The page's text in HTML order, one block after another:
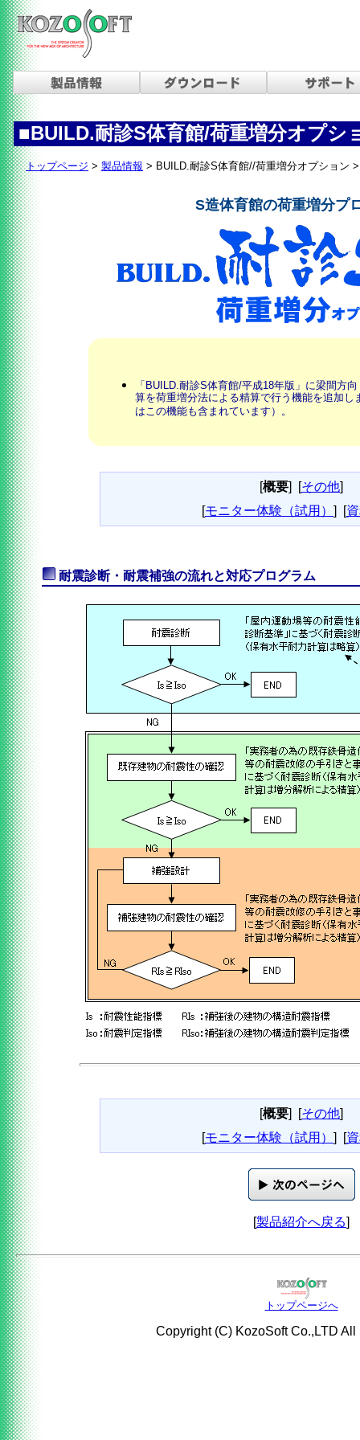
■BUILD.耐診S体育館/荷重増分オプシ
トップページ > 製品情報 > BUILD.耐診S体育館//荷重増分オプション
S造体育館の荷重増分プ
「BUILD.耐診S体育館/平成18年版」に梁間方
算を荷重増分法による精算で行う機能を追加し
はこの機能も含まれています）。
[概要] [その他]
[モニター体験（試用） ] [
耐震診断・耐震補強の流れと対応プログラム
[概要] [その他]
[モニター体験（試用） ] [
[製品紹介へ戻る]
トップページへ
Copyright (C) KozoSoft Co.,LTD All